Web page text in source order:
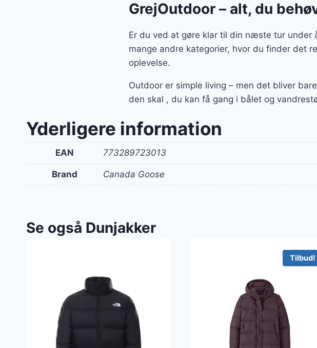
GrejOutdoor – alt, du
Er du ved at gøre klar til din næste tur under
mange andre kategorier, hvor du finder det
oplevelse.
Outdoor er simple living – men det bliver
den skal , du kan få gang i bålet og
Yderligere information
EAN 773289723013
Brand Canada Goose
Se også Dunjakker
Tilbud!